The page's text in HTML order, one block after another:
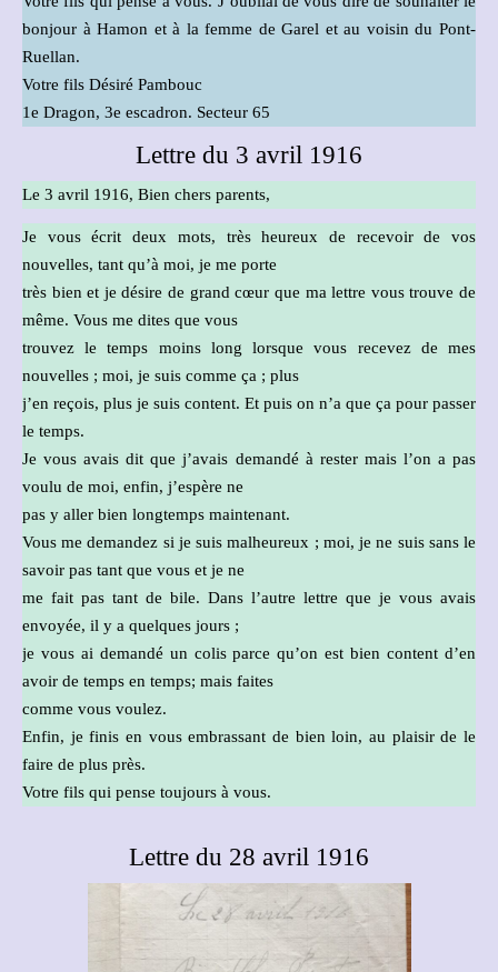
bonjour à Hamon et à la femme de Garel et au voisin du Pont-
Ruellan.
Votre fils Désiré Pambouc
1e Dragon, 3e escadron. Secteur 65
Lettre du 3 avril 1916
Le 3 avril 1916, Bien chers parents,
Je vous écrit deux mots, très heureux de recevoir de vos
nouvelles, tant qu’à moi, je me porte
très bien et je désire de grand cœur que ma lettre vous trouve de
même. Vous me dites que vous
trouvez le temps moins long lorsque vous recevez de mes
nouvelles ; moi, je suis comme ça ; plus
j’en reçois, plus je suis content. Et puis on n’a que ça pour passer
le temps.
Je vous avais dit que j’avais demandé à rester mais l’on a pas
voulu de moi, enfin, j’espère ne
pas y aller bien longtemps maintenant.
Vous me demandez si je suis malheureux ; moi, je ne suis sans le
savoir pas tant que vous et je ne
me fait pas tant de bile. Dans l’autre lettre que je vous avais
envoyée, il y a quelques jours ;
je vous ai demandé un colis parce qu’on est bien content d’en
avoir de temps en temps; mais faites
comme vous voulez.
Enfin, je finis en vous embrassant de bien loin, au plaisir de le
faire de plus près.
Votre fils qui pense toujours à vous.
Lettre du 28 avril 1916